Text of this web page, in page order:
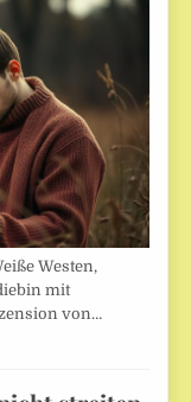
Westen,
mit
von…